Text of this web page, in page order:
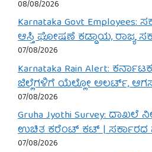
08/08/2026
Karnataka Govt
ಆಸ್ತಿ ಘೋಷಣೆ ಕಡ್ಡಾಯ, ರಾಜ್ಯ
07/08/2026
Karnataka Rain Alert:
ಜಿಲ್ಲೆಗಳಿಗೆ ಯೆಲ್ಲೋ ಅಲರ್ಟ್,
07/08/2026
Gruha Jyothi Survey: ದಾಖಲೆ
ಉಚಿತ ಕರೆಂಟ್ ಕಟ್ | ಸರ್ಕಾರದ
07/08/2026